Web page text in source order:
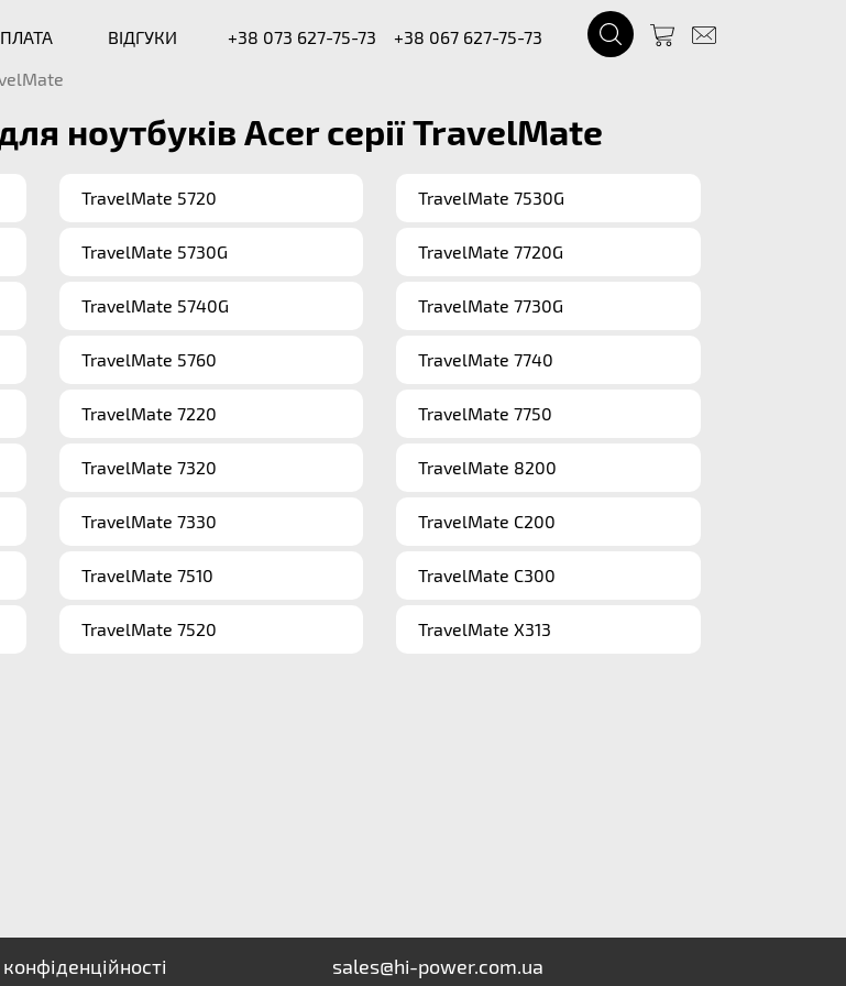
ВІДГУКИ +38 073 627-75-73
+38 067 627-75-73
ноутбуків Acer серії TravelMate
TravelMate 5720
TravelMate 5730G
TravelMate 5740G
TravelMate 5760
TravelMate 7220
TravelMate 7320
TravelMate 7330
TravelMate 7510
TravelMate 7520
TravelMate 7530G
TravelMate 7720G
TravelMate 7730G
TravelMate 7740
TravelMate 7750
TravelMate 8200
TravelMate C200
TravelMate C300
TravelMate X313
sales@hi-power.com.ua